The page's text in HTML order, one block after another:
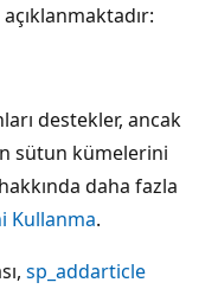
destekler, ancak
sütun kümelerini
daha fazla
Kullanma.
sp_addarticle